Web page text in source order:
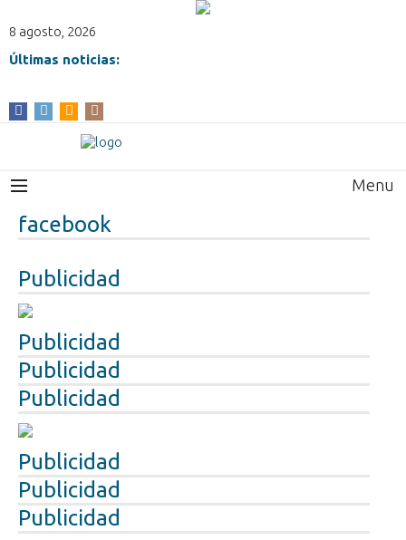
8 agosto, 2026
Últimas noticias:
Menu
facebook
Publicidad
Publicidad
Publicidad
Publicidad
Publicidad
Publicidad
Publicidad